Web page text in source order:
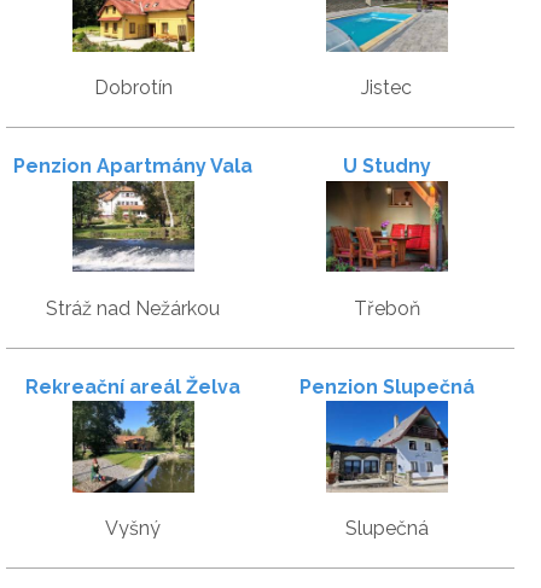
Dobrotín Jistec
Penzion Apartmány Vala
Stráž nad Nežárkou
U Studny
Třeboň
Rekreační areál Želva
Vyšný
Penzion Slupečná
Slupečná